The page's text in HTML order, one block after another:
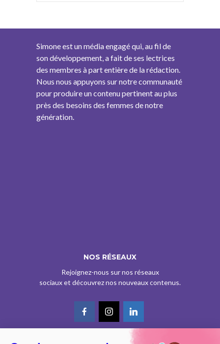
Simone est un média engagé qui, au fil de
son développement, a fait de ses lectrices
des membres à part entière de la rédaction.
Nous nous appuyons sur notre communauté
pour produire un contenu pertinent au plus
près des besoins des femmes de notre
génération.
NOS RÉSEAUX
Rejoignez-nous sur nos réseaux
sociaux et découvrez nos nouveaux contenus.